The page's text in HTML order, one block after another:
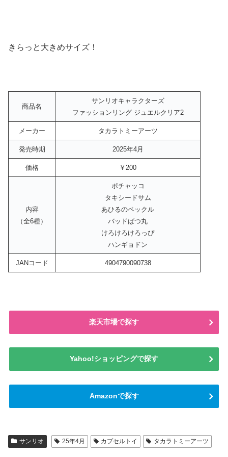
きらっと大きめサイズ！
商品名
サンリオキャラクターズ
ファッションリング ジュエルクリア2
メーカー タカラトミーアーツ
発売時期 2025年4月
価格 ￥200
内容
（全6種）
ポチャッコ
タキシードサム
あひるのペックル
バッドばつ丸
けろけろけろっぴ
ハンギョドン
JANコード 4904790090738
楽天市場で探す
Yahoo!ショッピングで探す
Amazonで探す
サンリオ 25年4月 カプセルトイ タカラトミーアーツ